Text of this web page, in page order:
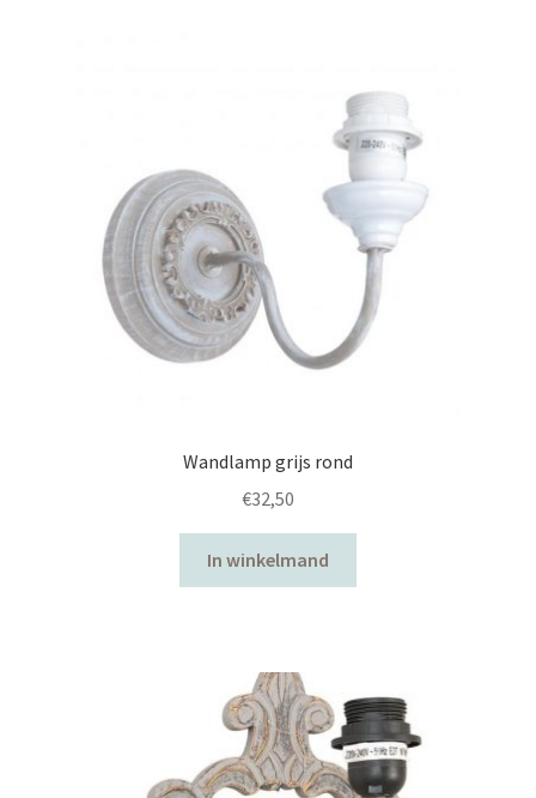
Wandlamp grijs rond
€32,50
In winkelmand